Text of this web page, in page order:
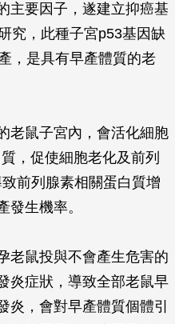
主要因子，遂建立抑癌基
究，此種子宮p53基因缺
，是具有早產體質的老
老鼠子宮內，會活化細胞
，促使細胞老化及前列
前列腺素相關蛋白質增
發生機率。
老鼠投與不會產生危害的
炎症狀，導致全部老鼠早
炎，會對早產體質個體引